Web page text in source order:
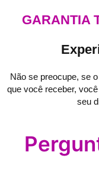
GARANTIA
Não se preocupe, se
que você receber,
seu